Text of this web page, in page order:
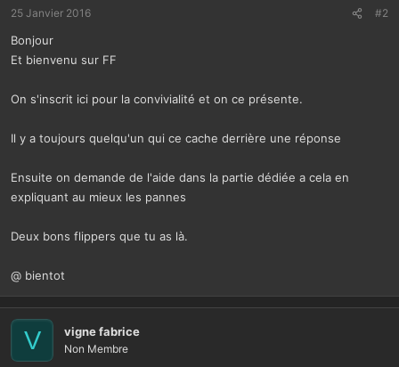
n
25 Janvier 2016 #2
Bonjour
Et bienvenu sur FF
On s'inscrit ici pour la convivialité et on ce présente.
Il y a toujours quelqu'un qui ce cache derrière une réponse
Ensuite on demande de l'aide dans la partie dédiée a cela en
expliquant au mieux les pannes
Deux bons flippers que tu as là.
@ bientot
V vigne fabrice
Non Membre